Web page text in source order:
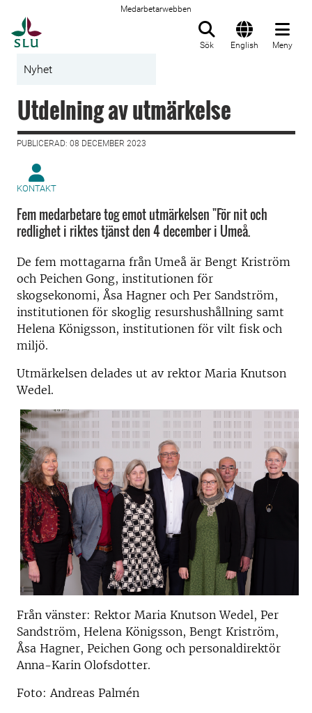
Medarbetarwebben
Sök English Meny
Nyhet
Utdelning av utmärkelse
PUBLICERAD: 08 DECEMBER 2023
KONTAKT
Fem medarbetare tog emot utmärkelsen "För nit och
redlighet i riktes tjänst den 4 december i Umeå.
De fem mottagarna från Umeå är Bengt Kriström
och Peichen Gong, institutionen för
skogsekonomi, Åsa Hagner och Per Sandström,
institutionen för skoglig resurshushållning samt
Helena Königsson, institutionen för vilt fisk och
miljö.
Utmärkelsen delades ut av rektor Maria Knutson
Wedel.
Från vänster: Rektor Maria Knutson Wedel, Per
Sandström, Helena Königsson, Bengt Kriström,
Åsa Hagner, Peichen Gong och personaldirektör
Anna-Karin Olofsdotter.
Foto: Andreas Palmén